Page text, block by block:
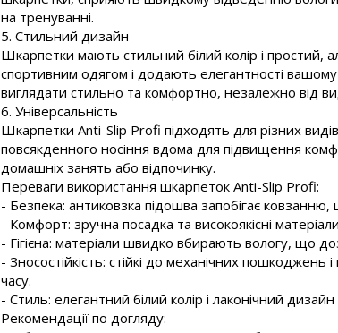
на тренуванні.
5. Стильний дизайн
Шкарпетки мають стильний білий колір і
спортивним одягом і додають елегантності
виглядати стильно та комфортно, незалежно від
6. Універсальність
Шкарпетки Anti-Slip Profi підходять для різних
повсякденного носіння вдома для підвищення
домашніх занять або відпочинку.
Переваги використання шкарпеток Anti-Slip Profi:
- Безпека: антиковзка підошва запобігає ковзанню,
- Комфорт: зручна посадка та високоякісні
- Гігієна: матеріали швидко вбирають вологу, що
- Зносостійкість: стійкі до механічних
часу.
- Стиль: елегантний білий колір і лаконічний
Рекомендації по догляду: